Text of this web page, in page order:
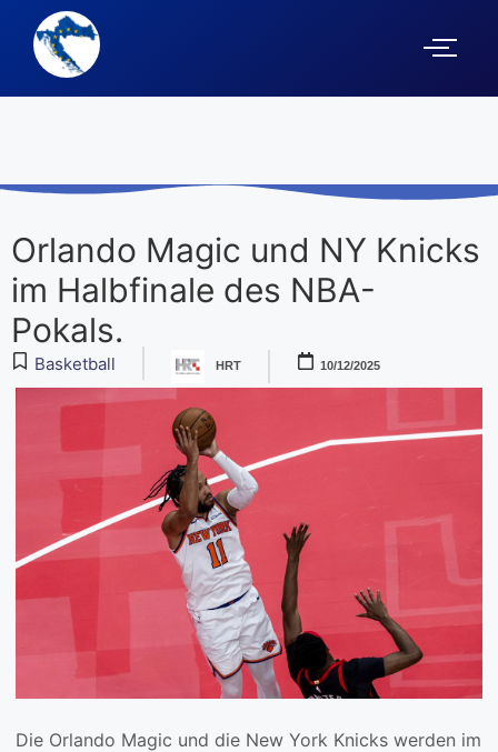
Orlando Magic und NY Knicks
im Halbfinale des NBA-
Pokals.
Basketball HRT 10/12/2025
Die Orlando Magic und die New York Knicks werden im